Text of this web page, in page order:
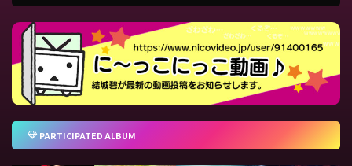
PARTICIPATED ALBUM